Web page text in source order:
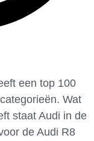
een top 100
Wat
staat Audi in de
de Audi R8